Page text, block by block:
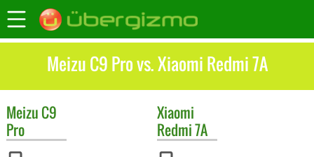
Meizu C9 Pro vs. Xiaomi Redmi 7A
Meizu C9
Pro
Xiaomi
Redmi 7A